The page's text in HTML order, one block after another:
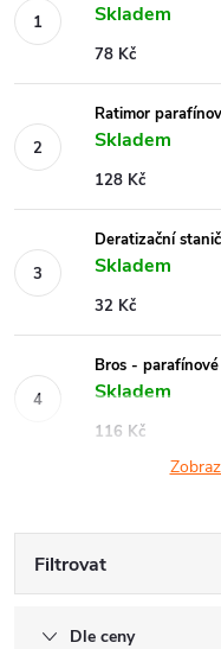
Skladem
78 Kč
Ratimor
Skladem
128 Kč
Deratizační
Skladem
32 Kč
Bros -
Skladem
116 Kč
Filtrovat
Dle ceny